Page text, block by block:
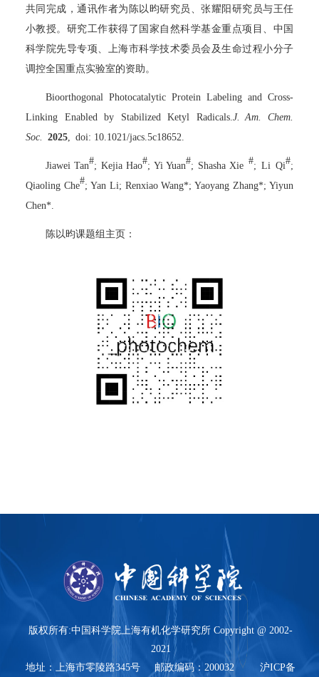
共同完成，通讯作者为陈以昀研究员、张耀阳研究员与王任
小教授。研究工作获得了国家自然科学基金重点项目、中国
科学院先导专项、上海市科学技术委员会及生命过程小分子
调控全国重点实验室的资助。
Bioorthogonal Photocatalytic Protein Labeling and Cross-
Linking Enabled by Stabilized Ketyl Radicals.J. Am. Chem.
Soc. 2025, doi: 10.1021/jacs.5c18652.
Jiawei Tan#; Kejia Hao#; Yi Yuan#; Shasha Xie #; Li Qi#;
Qiaoling Che#; Yan Li; Renxiao Wang*; Yaoyang Zhang*; Yiyun
Chen*.
陈以昀课题组主页：
版权所有:中国科学院上海有机化学研究所 Copyright @ 2002-
2021
地址：上海市零陵路345号 邮政编码：200032 沪ICP备